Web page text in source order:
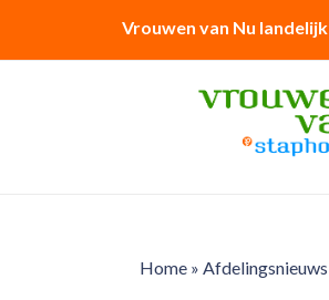
Vrouwen van Nu landelijk
Home» Afdelingsnieuws